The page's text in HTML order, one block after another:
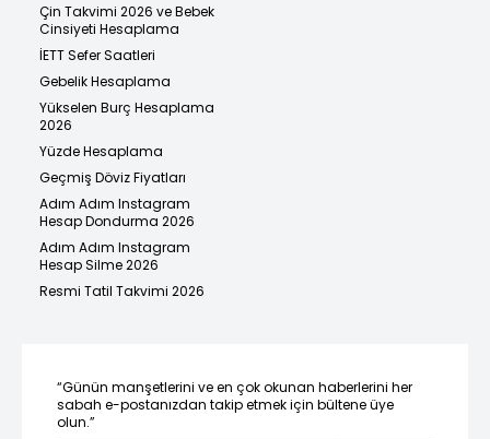
Çin Takvimi 2026 ve Bebek
Cinsiyeti Hesaplama
İETT Sefer Saatleri
Gebelik Hesaplama
Yükselen Burç Hesaplama
2026
Yüzde Hesaplama
Geçmiş Döviz Fiyatları
Adım Adım Instagram
Hesap Dondurma 2026
Adım Adım Instagram
Hesap Silme 2026
Resmi Tatil Takvimi 2026
“Günün manşetlerini ve en çok okunan haberlerini her
sabah e-postanızdan takip etmek için bültene üye
olun.”